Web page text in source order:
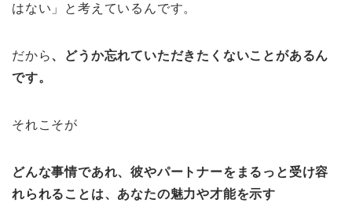
はない」と考えているんです。
だから、どうか忘れていただきたくないことがあるん
です。
それこそが
どんな事情であれ、彼やパートナーをまるっと受け容
れられることは、あなたの魅力や才能を示す